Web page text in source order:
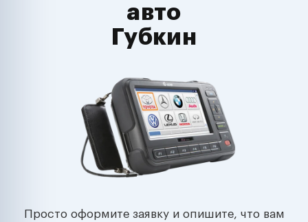
авто
Губкин
Просто оформите заявку и опишите, что вам